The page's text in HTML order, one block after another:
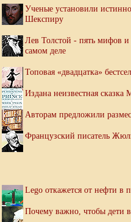
Ученые установили
Шекспиру
Лев Толстой - пять мифов и
самом деле
Топовая «двадцатка»
Издана неизвестная сказка
Авторам предложили
Французский писатель
Lego откажется от нефти в
Почему важно, чтобы дети